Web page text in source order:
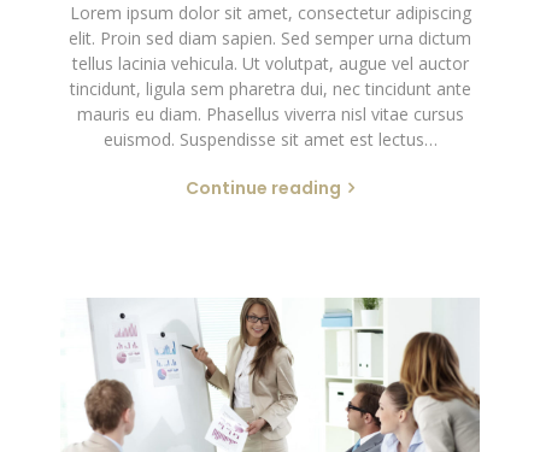
Lorem ipsum dolor sit amet, consectetur adipiscing
elit. Proin sed diam sapien. Sed semper urna dictum
tellus lacinia vehicula. Ut volutpat, augue vel auctor
tincidunt, ligula sem pharetra dui, nec tincidunt ante
mauris eu diam. Phasellus viverra nisl vitae cursus
euismod. Suspendisse sit amet est lectus…
Continue reading